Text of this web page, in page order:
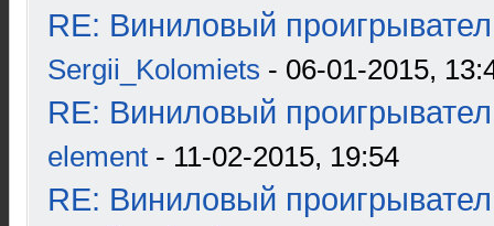
RE: Виниловый
Sergii_Kolomiets - 06-01-2015,
RE: Виниловый
element - 11-02-2015, 19:54
RE: Виниловый